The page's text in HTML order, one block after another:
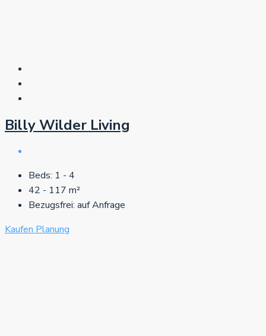
Billy Wilder Living
Beds: 1 - 4
42 - 117 m²
Bezugsfrei: auf Anfrage
KaufenPlanung